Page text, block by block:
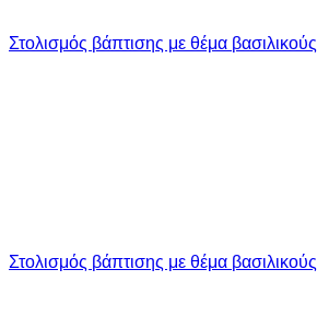
Στολισμός βάπτισης με θέμα βασιλικούς
Στολισμός βάπτισης με θέμα βασιλικούς